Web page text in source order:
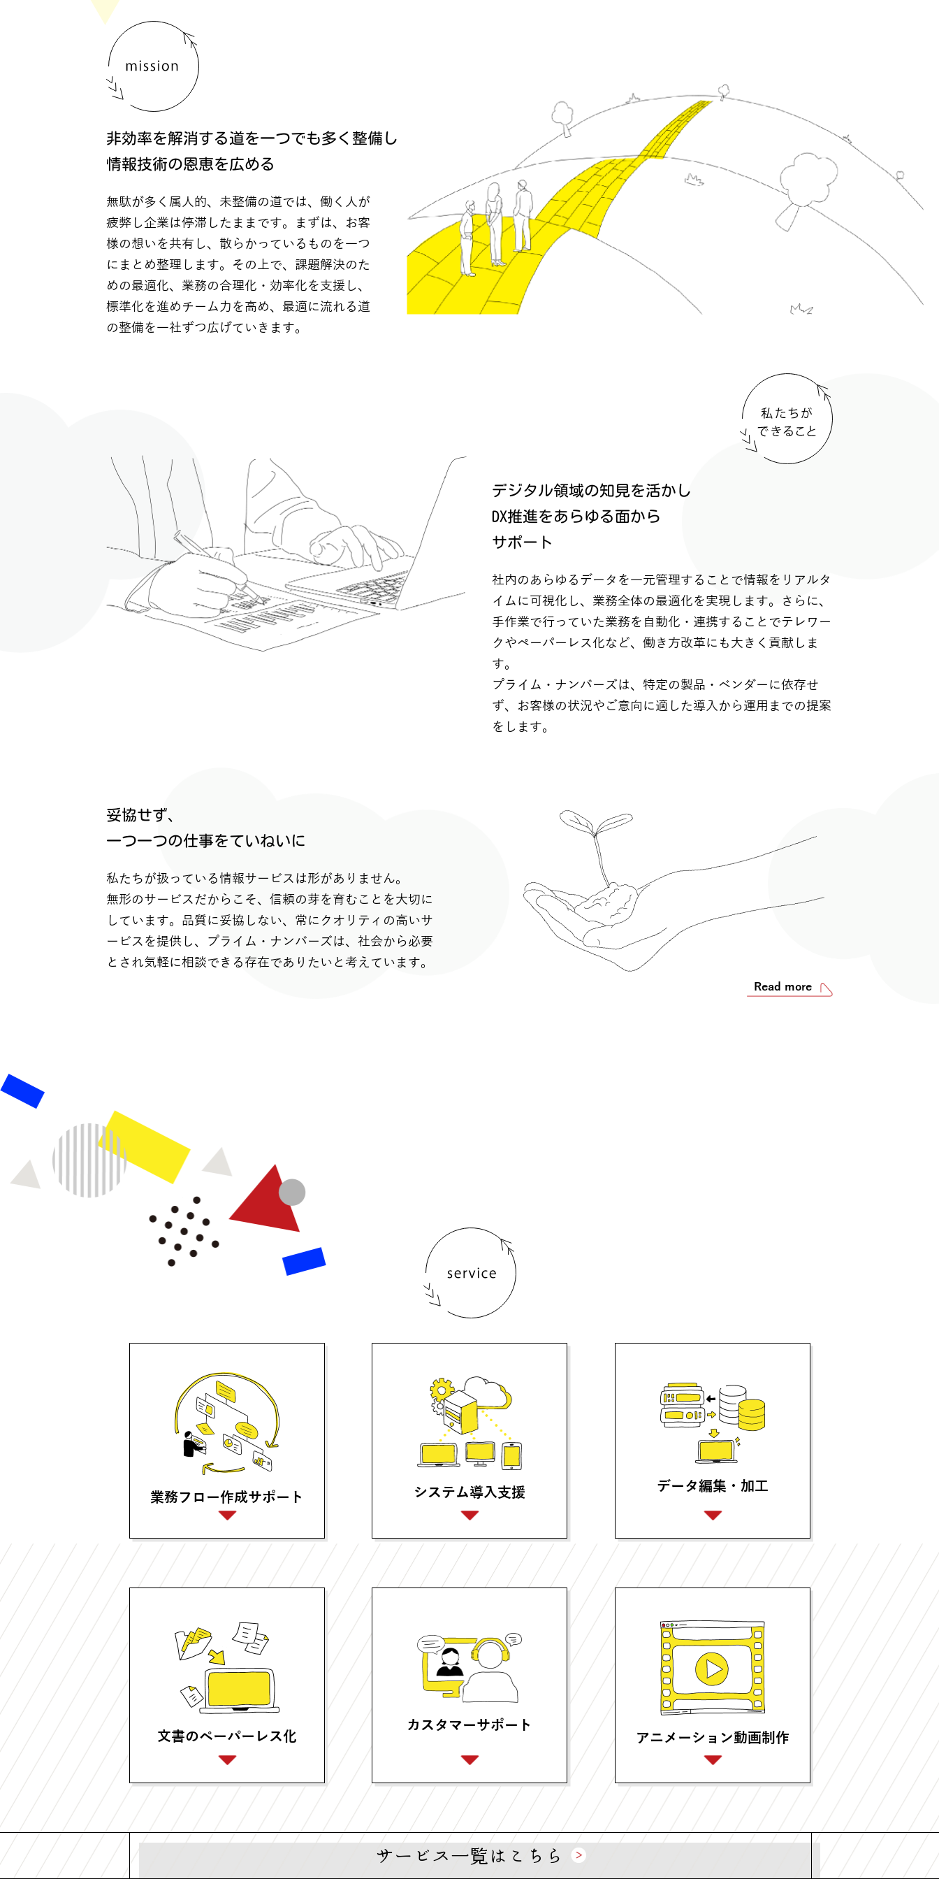
非効率を解消する道を一つでも多く整備し
情報技術の恩恵を広める
無駄が多く属人的、未整備の道では、働く人が
疲弊し企業は停滞したままです。まずは、お客
様の想いを共有し、散らかっているものを一つ
にまとめ整理します。その上で、課題解決のた
めの最適化、業務の合理化・効率化を支援し、
標準化を進めチーム力を高め、最適に流れる道
の整備を一社ずつ広げていきます。
デジタル領域の知見を活かし
DX推進をあらゆる面から
サポート
社内のあらゆるデータを一元管理することで情報をリアルタ
イムに可視化し、業務全体の最適化を実現します。さらに、
手作業で行っていた業務を自動化・連携することでテレワー
クやペーパーレス化など、働き方改革にも大きく貢献しま
す。
プライム・ナンバーズは、特定の製品・ベンダーに依存せ
ず、お客様の状況やご意向に適した導入から運用までの提案
をします。
妥協せず、
一つ一つの仕事をていねいに
私たちが扱っている情報サービスは形がありません。
無形のサービスだからこそ、信頼の芽を育むことを大切に
しています。品質に妥協しない、常にクオリティの高いサ
ービスを提供し、プライム・ナンバーズは、社会から必要
とされ気軽に相談できる存在でありたいと考えています。
Read more
業務フロー作成サポート システム導入支援 データ編集・加工
文書のペーパーレス化
カスタマーサポート
アニメーション動画制作
サービス一覧はこちら